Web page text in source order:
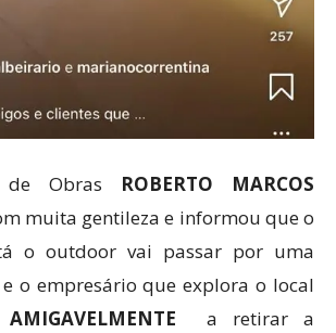
de Obras ROBERTO MARCOS
muita gentileza e informou que o
o outdoor vai passar por uma
e o empresário que explora o local
AMIGAVELMENTE a retirar a